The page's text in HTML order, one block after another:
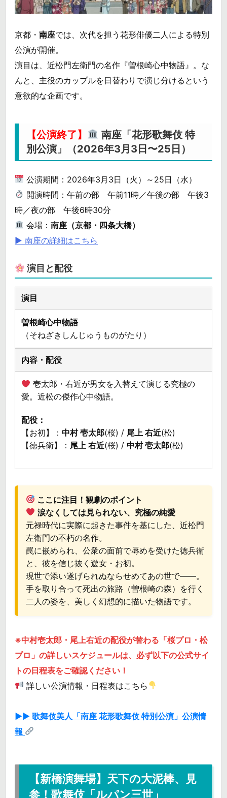
京都・ 南座では、次代を担う花形俳優二人による特別
公演が開催。
演目は、近松門左衛門の名作『曽根崎心中物語』。な
んと、主役のカップルを日替わりで演じ分けるという
意欲的な企画です。
【公演終了】
南座「花形歌舞伎 特
別公演」（2026年3月3日〜25日）
公演期間：2026年3月3日（火）～25日（水）
開演時間：午前の部 午前11時／午後の部 午後3
時／夜の部 午後6時30分
会場：南座（京都・四条大橋）
▶ 南座の詳細はこちら
演目と配役
曽根崎心中物語
（そねざきしんじゅうものがたり）
壱太郎・右近が男女を入替えて演じる究極の
愛。近松の傑作心中物語。
配役：
【お初】： 中村 壱太郎(桜) / 尾上 右近(松)
【徳兵衛】： 尾上 右近(桜) / 中村 壱太郎(松)
ここに注目！観劇のポイント
涙なくしては見られない、究極の純愛
元禄時代に実際に起きた事件を基にした、近松門
左衛門の不朽の名作。
罠に嵌められ、公衆の面前で辱めを受けた徳兵衛
と、彼を信じ抜く遊女・お初。
現世で添い遂げられぬならせめてあの世で――。
手を取り合って死出の旅路（曽根崎の森）を行く
二人の姿を、美しく幻想的に描いた物語です。
※中村壱太郎・尾上右近の配役が替わる「桜プロ・松
プロ」の詳しいスケジュールは、必ず以下の公式サイ
トの日程表をご確認ください！
詳しい公演情報・日程表はこちら
▶▶ 歌舞伎美人「南座 花形歌舞伎 特別公演」公演情
報
【新橋演舞場】天下の大泥棒、見
参！歌舞伎「ルパン三世」